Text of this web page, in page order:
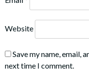
Website
Save my name, email,
next time I comment.